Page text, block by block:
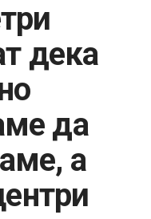
дека
да
а